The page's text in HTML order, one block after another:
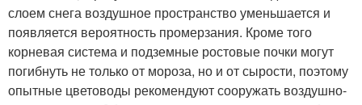
слоем снега воздушное пространство уменьшается и
появляется вероятность промерзания. Кроме того
корневая система и подземные ростовые почки могут
погибнуть не только от мороза, но и от сырости, поэтому
опытные цветоводы рекомендуют сооружать воздушно-